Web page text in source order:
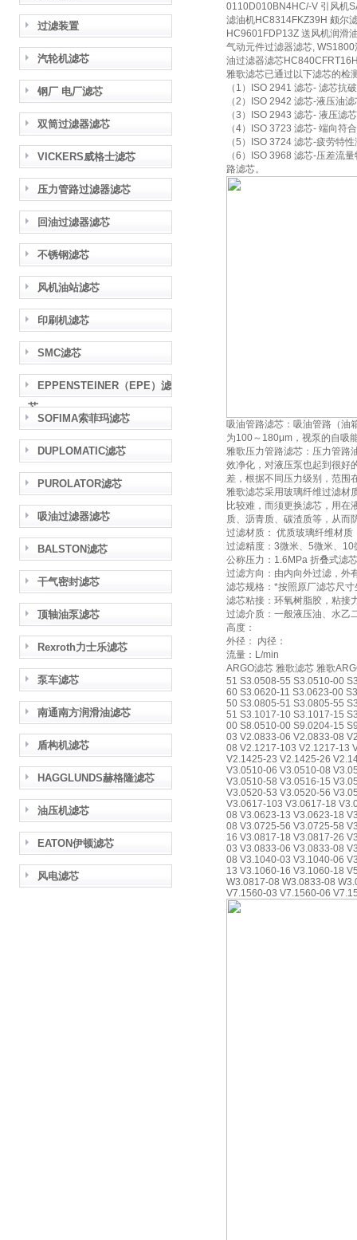
过滤装置
汽轮机滤芯
钢厂 电厂滤芯
双筒过滤器滤芯
VICKERS威格士滤芯
压力管路过滤器滤芯
回油过滤器滤芯
不锈钢滤芯
风机油站滤芯
印刷机滤芯
SMC滤芯
EPPENSTEINER（EPE）滤
芯
SOFIMA索菲玛滤芯
DUPLOMATIC滤芯
PUROLATOR滤芯
吸油过滤器滤芯
BALSTON滤芯
干气密封滤芯
顶轴油泵滤芯
Rexroth力士乐滤芯
泵车滤芯
南通南方润滑油滤芯
盾构机滤芯
HAGGLUNDS赫格隆滤芯
油压机滤芯
EATON伊顿滤芯
风电滤芯
0110D010BN4HC/-V 引风机
滤油机HC8314FKZ39H 颇尔
HC9601FDP13Z 送风机润滑
气动元件过滤器滤芯,
油过滤器滤芯
雅歌滤芯已通过以下滤芯的检
（1）ISO 2941 滤芯- 滤芯抗
（2）ISO 2942 滤芯-液压油
（3）ISO 2943 滤芯- 液压滤
（4）ISO 3723 滤芯- 端向符
（5）ISO 3724 滤芯-疲劳特
（6）ISO 3968 滤芯-压差流
路滤芯。
吸油管路滤芯：吸油管路（
为100～180μm，视泵的自吸
雅歌压力管路滤芯：压力管路
效净化，对液压泵也起到很好
差，根据不同压力级别，范围
雅歌滤芯采用玻璃纤维过滤材
比较难，而须更换滤芯，用在
质、沥青质、碳渣质等，从而
过滤材质： 优质玻璃纤维材质
过滤精度：3微米、5微米、
公称压力：1.6MPa 折叠式滤芯
过滤方向：由内向外过滤，外
滤芯规格：*按照原厂滤芯尺
滤芯粘接：环氧树脂胶，粘接
过滤介质：一般液压油、水乙
高度：
外径： 内径：
流量：L/min
ARGO滤芯 雅歌滤芯 雅歌
51 S3.0508-55 S3.0510-00
60 S3.0620-11 S3.0623-00
50 S3.0805-51 S3.0805-55
51 S3.1017-10 S3.1017-15
00 S8.0510-00 S9.0204-15
03 V2.0833-06 V2.0833-08
08 V2.1217-103 V2.1217-13
V2.1425-23 V2.1425-26
V3.0510-06 V3.0510-08
V3.0510-58 V3.0516-15
V3.0520-53 V3.0520-56
V3.0617-103 V3.0617-18
08 V3.0623-13 V3.0623-18
08 V3.0725-56 V3.0725-58
16 V3.0817-18 V3.0817-26
03 V3.0833-06 V3.0833-08
08 V3.1040-03 V3.1040-06
13 V3.1060-16 V3.1060-18
W3.0817-08 W3.0833-08
V7.1560-03 V7.1560-06